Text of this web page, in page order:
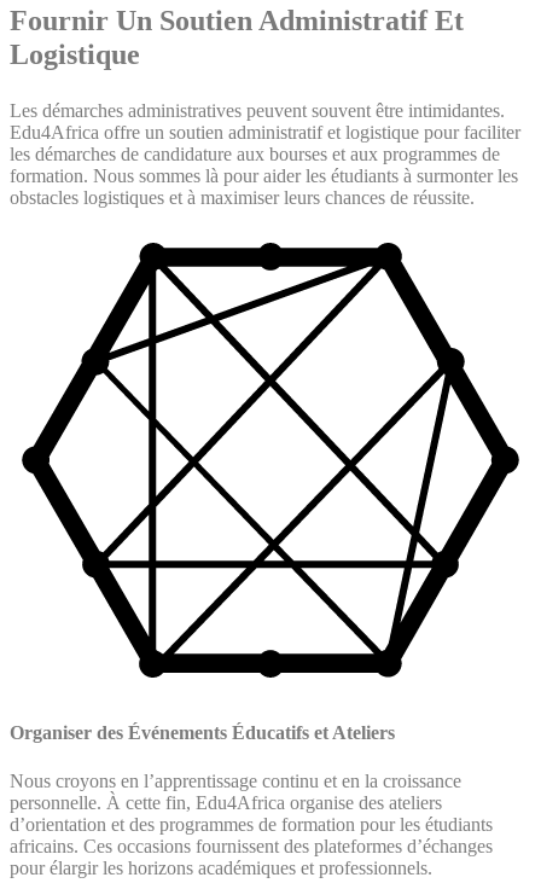
Fournir Un Soutien Administratif Et
Logistique
Les démarches administratives peuvent souvent être intimidantes.
Edu4Africa offre un soutien administratif et logistique pour faciliter
les démarches de candidature aux bourses et aux programmes de
formation. Nous sommes là pour aider les étudiants à surmonter les
obstacles logistiques et à maximiser leurs chances de réussite.
Organiser des Événements Éducatifs et Ateliers
Nous croyons en l’apprentissage continu et en la croissance
personnelle. À cette fin, Edu4Africa organise des ateliers
d’orientation et des programmes de formation pour les étudiants
africains. Ces occasions fournissent des plateformes d’échanges
pour élargir les horizons académiques et professionnels.